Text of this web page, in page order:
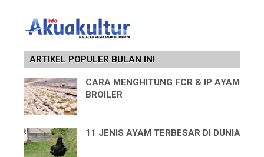
ARTIKEL POPULER BULAN INI
CARA MENGHITUNG FCR & IP AYAM
BROILER
11 JENIS AYAM TERBESAR DI DUNIA